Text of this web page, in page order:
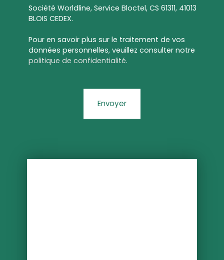
Société Worldline, Service Bloctel, CS 61311, 41013
BLOIS CEDEX.
Pour en savoir plus sur le traitement de vos
données personnelles, veuillez consulter notre
politique de confidentialité.
Envoyer